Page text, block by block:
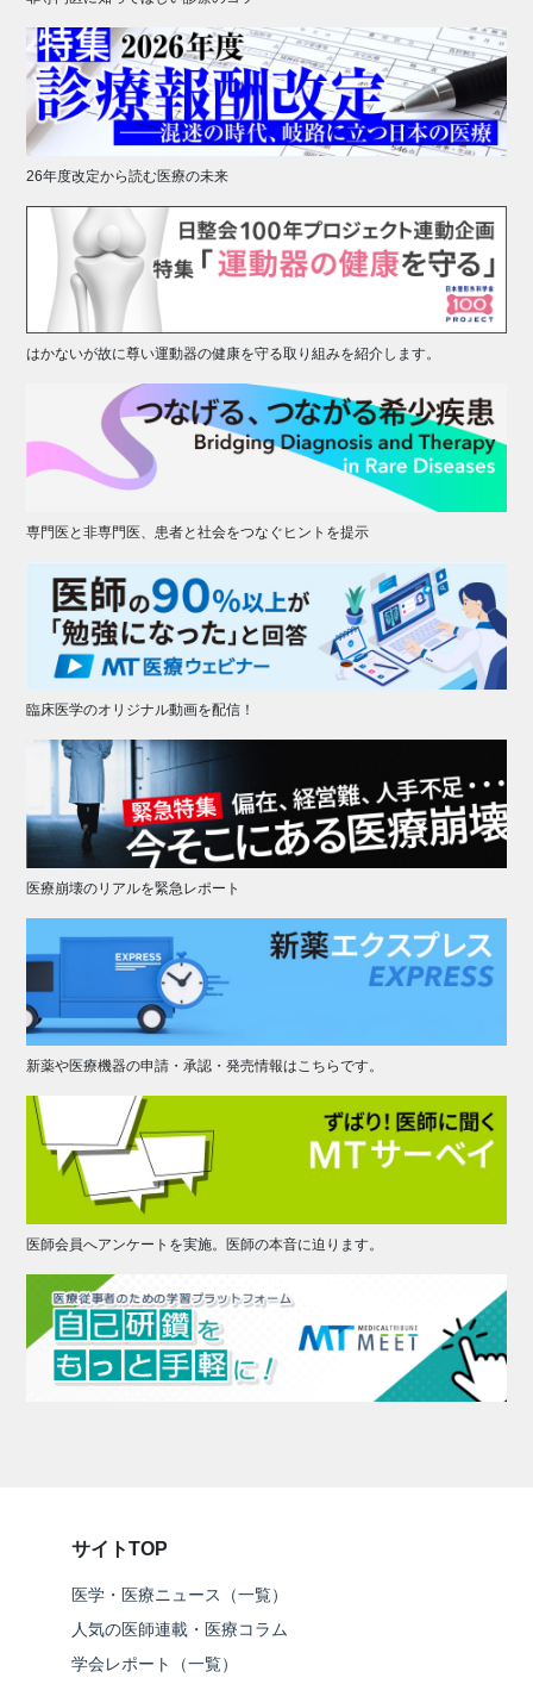
26年度改定から読む医療の未来
はかないが故に尊い運動器の健康を守る取り組みを紹介します。
専門医と非専門医、患者と社会をつなぐヒントを提示
臨床医学のオリジナル動画を配信！
医療崩壊のリアルを緊急レポート
新薬や医療機器の申請・承認・発売情報はこちらです。
医師会員へアンケートを実施。医師の本音に迫ります。
サイトTOP
医学・医療ニュース（一覧）
人気の医師連載・医療コラム
学会レポート（一覧）